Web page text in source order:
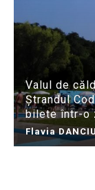
Valul de
Ștrandul
bilete într-o
Flavia